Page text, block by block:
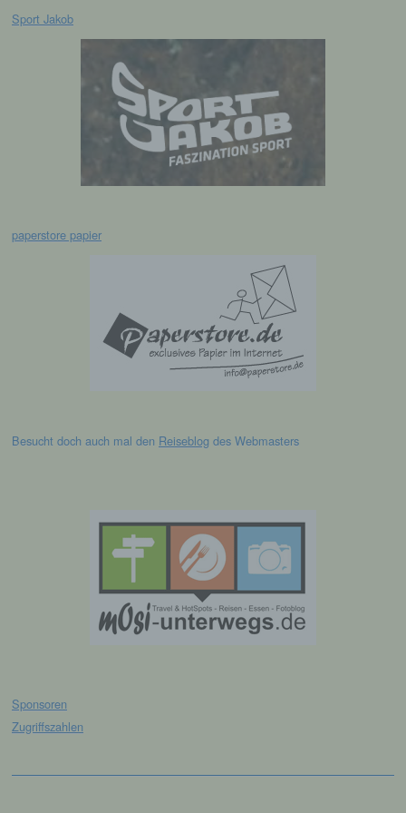
Sport Jakob
paperstore papier
Besucht doch auch mal den Reiseblog des Webmasters
Sponsoren
Zugriffszahlen
informierter Weise und unmissverständlich
abgegebene Willensbekundung in Form
einer Erklärung oder einer sonstigen
eindeutigen bestätigenden Handlung, mit der
die betroffene Person zu verstehen gibt, dass
sie mit der Verarbeitung der sie betreffenden
personenbezogenen Daten einverstanden
Name und Anschrift des für die Verarbeitung
Verantwortlicher im Sinne der Datenschutz-
Grundverordnung, sonstiger in den Mitgliedstaaten
der Europäischen Union geltenden
Datenschutzgesetze und anderer Bestimmungen
mit datenschutzrechtlichem Charakter ist die:
Deutschland
E-Mail: info@lgpassau.de
Cookies / SessionStorage / LocalStorage
Die Internetseiten verwenden teilweise so
eine Technologie, mit welcher ihr Browser Daten
auf Ihrem Computer oder mobilen Gerät
Computersystem abgelegt und gespeichert